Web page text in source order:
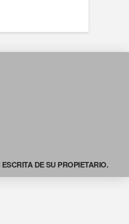
DE SU PROPIETARIO.